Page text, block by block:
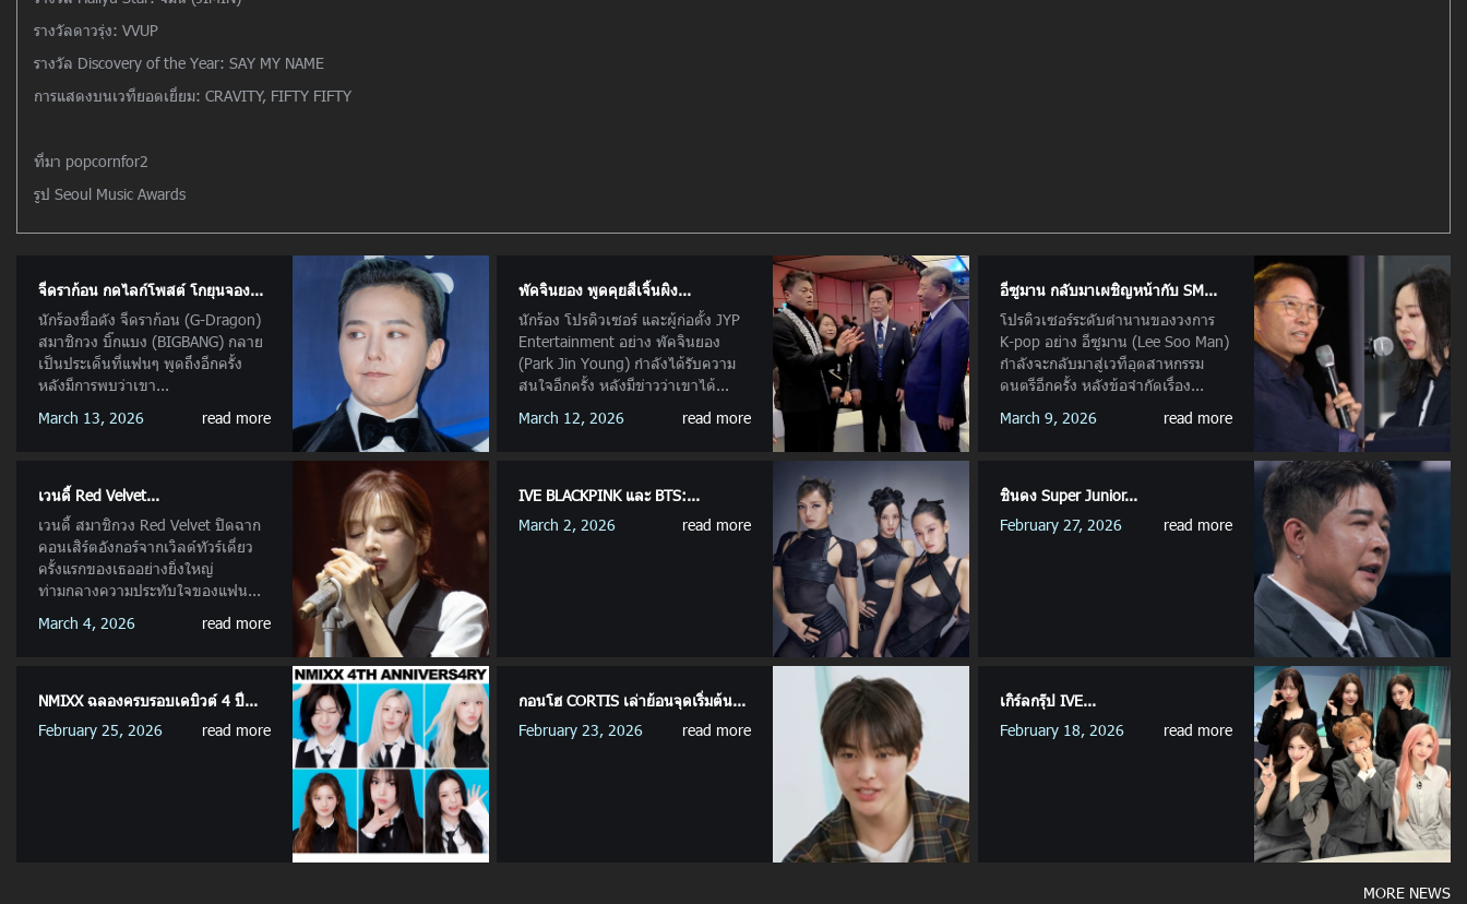
รางวัลดาวรุ่ง: VVUP
รางวัล Discovery of the Year: SAY MY NAME
การแสดงบนเวทียอดเยี่ยม: CRAVITY, FIFTY FIFTY
ที่มา popcornfor2
รูป Seoul Music Awards
จีดราก้อน กดไลก์โพสต์ โกยุนจอง...
นักร้องชื่อดัง จีดราก้อน (G-Dragon)
สมาชิกวง บิ๊กแบง (BIGBANG) กลาย
เป็นประเด็นที่แฟนๆ พูดถึงอีกครั้ง
หลังมีการพบว่าเขา...
March 13, 2026
read more
พัคจินยอง พูดคุยสีเจิ้นผิง...
นักร้อง โปรดิวเซอร์ และผู้ก่อตั้ง JYP
Entertainment อย่าง พัคจินยอง
(Park Jin Young) กำลังได้รับความ
สนใจอีกครั้ง หลังมีข่าวว่าเขาได้...
March 12, 2026
read more
อีซูมาน กลับมาเผชิญหน้ากับ SM...
โปรดิวเซอร์ระดับตำนานของวงการ
K-pop อย่าง อีซูมาน (Lee Soo Man)
กำลังจะกลับมาสู่เวทีอุตสาหกรรม
ดนตรีอีกครั้ง หลังข้อจำกัดเรื่อง...
March 9, 2026
read more
เวนดี้ Red Velvet...
เวนดี้ สมาชิกวง Red Velvet ปิดฉาก
คอนเสิร์ตอังกอร์จากเวิลด์ทัวร์เดี่ยว
ครั้งแรกของเธออย่างยิ่งใหญ่
ท่ามกลางความประทับใจของแฟน...
March 4, 2026
read more
IVE BLACKPINK และ BTS:...
March 2, 2026
read more
ชินดง Super Junior...
February 27, 2026
read more
NMIXX ฉลองครบรอบเดบิวต์ 4 ปี...
February 25, 2026
read more
กอนโฮ CORTIS เล่าย้อนจุดเริ่มต้น...
February 23, 2026
read more
เกิร์ลกรุ๊ป IVE...
February 18, 2026
read more
MORE NEWS